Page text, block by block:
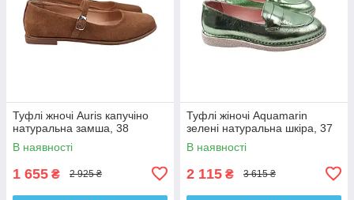
Туфлі жночі Auris капучіно
натуральна замша, 38
В наявності
1 655 ₴ 2 925 ₴
Туфлі жіночі Aquamarin
зелені натуральна шкіра, 37
В наявності
2 115 ₴ 3 615 ₴